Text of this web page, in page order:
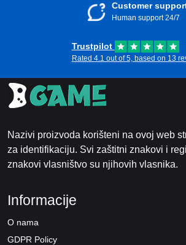
Customer
Human support 24/7
Trustpilot
Rated 4.1 out of 5, based on 13
Nazivi proizvoda korišteni na ovoj web
za identifikaciju. Svi zaštitni znakovi i
znakovi vlasništvo su njihovih vlasnika.
Informacije
O nama
GDPR Policy